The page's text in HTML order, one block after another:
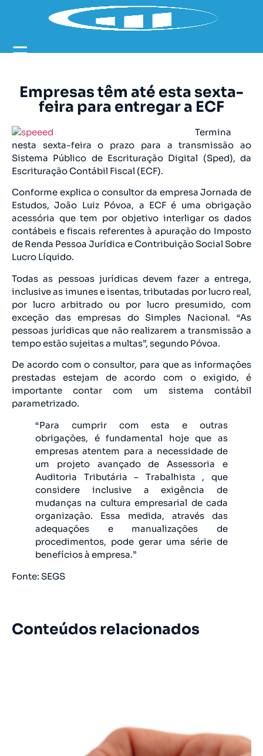
☰
Empresas têm até esta sexta-
feira para entregar a ECF
Termina
nesta sexta-feira o prazo para a transmissão ao
Sistema Público de Escrituração Digital (Sped), da
Escrituração Contábil Fiscal (ECF).
Conforme explica o consultor da empresa Jornada de
Estudos, João Luiz Póvoa, a ECF é uma obrigação
acessória que tem por objetivo interligar os dados
contábeis e fiscais referentes à apuração do Imposto
de Renda Pessoa Jurídica e Contribuição Social Sobre
Lucro Líquido.
Todas as pessoas jurídicas devem fazer a entrega,
inclusive as imunes e isentas, tributadas por lucro real,
por lucro arbitrado ou por lucro presu­mido, com
exceção das empresas do Simples Nacional. “As
pessoas jurídicas que não realizarem a transmissão a
tempo estão sujeitas a multas”, segundo Póvoa.
De acordo com o consultor, para que as informações
prestadas estejam de acordo com o exigido, é
importante contar com um sistema contábil
parametrizado.
“Para cumprir com esta e outras
obrigações, é fundamental hoje que as
empresas atentem para a necessidade de
um projeto avançado de Assessoria e
Auditoria Tributária – Trabalhista , que
considere inclusive a exigência de
mudanças na cultura empresarial de cada
organização. Essa medida, através das
adequações e manualizações de
procedimentos, pode gerar uma série de
benefícios à empresa.”
Fonte: SEGS
Conteúdos relacionados